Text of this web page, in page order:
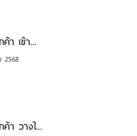
า เข้า...
2568
า วางใ...